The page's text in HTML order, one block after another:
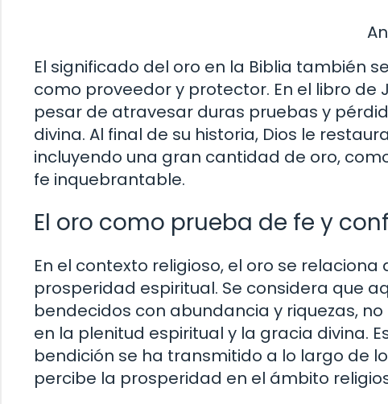
El significado del oro en la Biblia también
como proveedor y protector. En el libro
pesar de atravesar duras pruebas y
divina. Al final de su historia, Dios le
incluyendo una gran cantidad de oro,
fe inquebrantable.
El oro como prueba de fe y
En el contexto religioso, el oro se
prosperidad espiritual. Se considera que
bendecidos con abundancia y riquezas,
en la plenitud espiritual y la gracia divina.
bendición se ha transmitido a lo largo de
percibe la prosperidad en el ámbito